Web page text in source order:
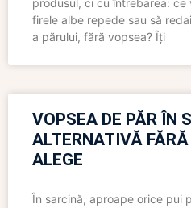
produsul, ci cu întrebarea:
firele albe repede sau să
a părului, fără vopsea? Îți
VOPSEA DE PĂR ÎN
ALTERNATIVĂ
ALEGE
În sarcină, aproape orice pui